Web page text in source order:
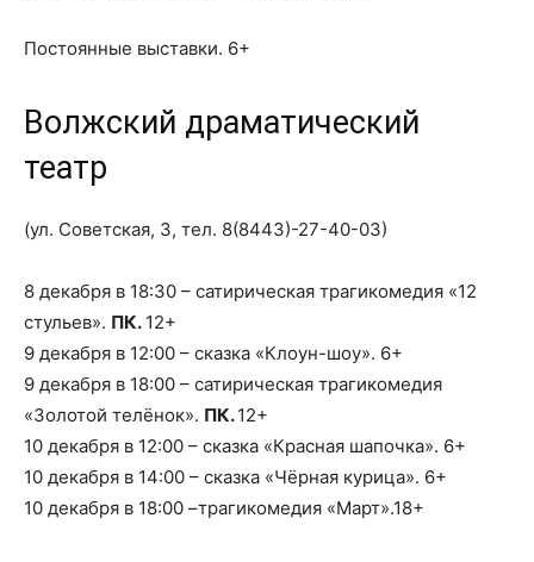
Постоянные выставки. 6+
Волжский драматический
театр
(ул. Советская, 3, тел. 8(8443)-27-40-03)
8 декабря в 18:30 – сатирическая трагикомедия «12
стульев». ПК. 12+
9 декабря в 12:00 – сказка «Клоун-шоу». 6+
9 декабря в 18:00 – сатирическая трагикомедия
«Золотой телёнок». ПК.12+
10 декабря в 12:00 – сказка «Красная шапочка». 6+
10 декабря в 14:00 – сказка «Чёрная курица». 6+
10 декабря в 18:00 –трагикомедия «Март».18+